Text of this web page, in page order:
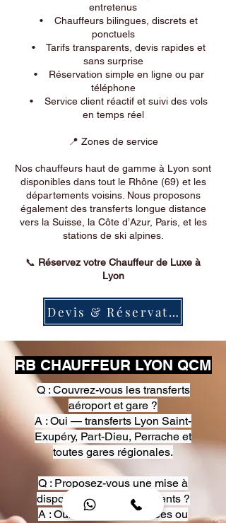
entretenus
• Chauffeurs bilingues, discrets et
ponctuels
• Tarifs transparents, devis rapides et
sans surprise
• Réservation simple en ligne ou par
téléphone
• Service client réactif et suivi des vols
en temps réel
📍 Zones de service
Nos chauffeurs haut de gamme à Lyon sont
disponibles dans tout le Rhône (69) et les
départements voisins. Nous proposons
également des transferts longue distance
vers la Suisse, la Côte d’Azur, Paris, et les
stations de ski alpines.
📞 Réservez votre Chauffeur de Luxe à
Lyon
Devis & Réservation
RB CHAUFFEUR LYON QCM
Q : Couvrez-vous les transferts
aéroport et gare ?
A : Oui — transferts Lyon Saint-
Exupéry, Part-Dieu, Perrache et
toutes gares régionales.
Q : Proposez-vous une mise à
disposition pour événements ?
A : Oui — heures, journées ou